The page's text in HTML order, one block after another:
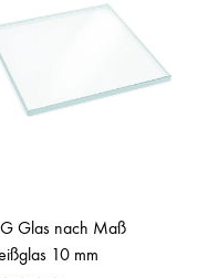
Glas nach Maß
10 mm